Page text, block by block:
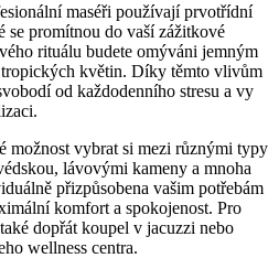
maséři používají prvotřídní
se promítnou do vaší zážitkové
rituálu budete omýváni⁢ jemným
květin. Díky těmto⁢ vlivům
od každodenního stresu a vy
možnost ⁢vybrat si mezi různými typy
lávovými kameny⁣ a mnoha‌
přizpůsobena​ vašim potřebám
komfort ⁣a spokojenost. Pro
dopřát koupel v jacuzzi nebo
wellness centra.